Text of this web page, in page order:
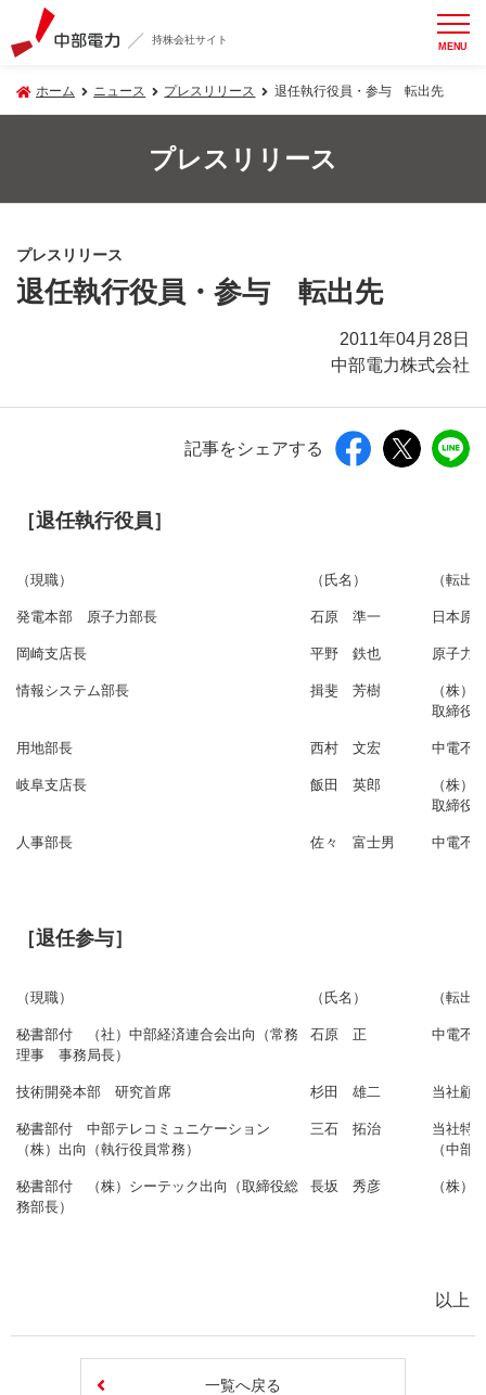
持株会社サイト MENU
ホーム ニュース プレスリリース 退任執行役員・参与 転出先
プレスリリース
プレスリリース
退任執行役員・参与 転出先
2011年04月28日
中部電力株式会社
記事をシェアする
［退任執行役員］
（現職） （氏名） （転出
発電本部 原子力部長 石原 準一 日本原
岡崎支店長 平野 鉄也 原子力
情報システム部長 揖斐 芳樹
（株）
取締役
用地部長 西村 文宏 中電不
岐阜支店長 飯田 英郎
（株）
取締役
人事部長 佐々 富士男 中電不
［退任参与］
（現職） （氏名） （転出
秘書部付 （社）中部経済連合会出向（常務
理事 事務局長）
石原 正 中電不
技術開発本部 研究首席 杉田 雄二 当社顧
秘書部付 中部テレコミュニケーション
（株）出向（執行役員常務）
三石 拓治
当社特
（中部
秘書部付 （株）シーテック出向（取締役総
務部長）
長坂 秀彦 （株）
以上
一覧へ戻る